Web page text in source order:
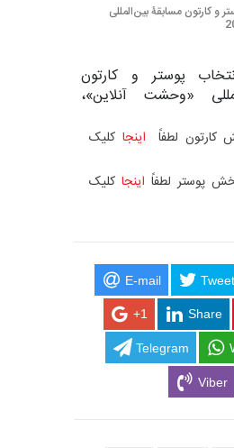
و کارتون مسابقۀ بین‌المللی
پوستر و کارتون
«وحشت آنلاین»،
کارتون لطفاً اینجا کلیک
پوستر لطفاً اینجاکلیک
E-mail Tweet
+1 Share
Telegram
Viber